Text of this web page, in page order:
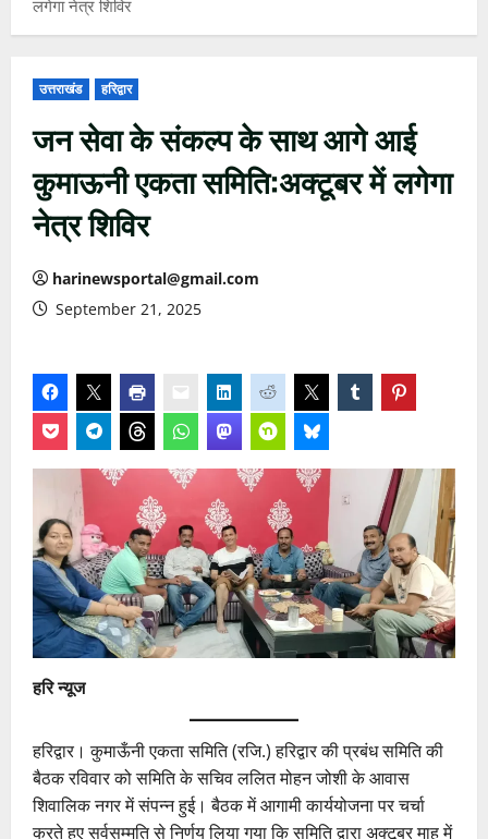
लगेगा नेत्र शिविर
उत्तराखंड हरिद्वार
जन सेवा के संकल्प के साथ आगे आई
कुमाऊनी एकता समिति:अक्टूबर में लगेगा
नेत्र शिविर
harinewsportal@gmail.com
September 21, 2025
हरि न्यूज
हरिद्वार। कुमाऊँनी एकता समिति (रजि.) हरिद्वार की प्रबंध समिति की
बैठक रविवार को समिति के सचिव ललित मोहन जोशी के आवास
शिवालिक नगर में संपन्न हुई। बैठक में आगामी कार्ययोजना पर चर्चा
करते हुए सर्वसम्मति से निर्णय लिया गया कि समिति द्वारा अक्टूबर माह में